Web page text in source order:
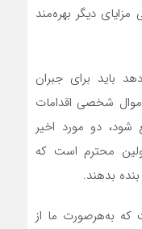
دیگر بهره‌مند
باید برای جبران
شخصی اقدامات
شود، دو مورد اخیر
محترم است که
بدهند.
که به‌هرصورت ما از